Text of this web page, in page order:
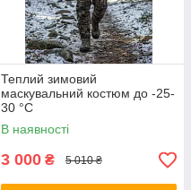
Теплий зимовий
маскувальний костюм до -25-
30 °C
В наявності
3 000 ₴ 5 010 ₴